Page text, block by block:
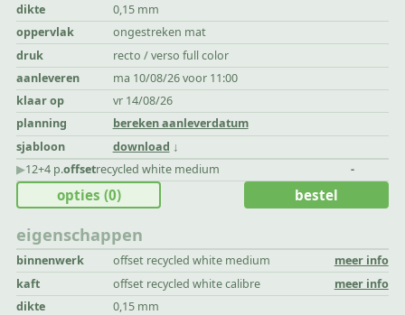
dikte
0,15 mm
oppervlak
ongestreken mat
druk
recto / verso full color
aanleveren
ma 10/08/26 voor 11:00
klaar op
vr 14/08/26
planning
bereken aanleverdatum
sjabloon
download
▶︎12+4 p.offsetrecycled white medium -
eigenschappen
binnenwerk offset recycled white medium
meer info
kaft
offset recycled white calibre
meer info
dikte
0,15 mm
opties (0) bestel